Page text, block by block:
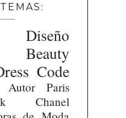
Diseño
Beauty
Code
Autor
Paris
Chanel